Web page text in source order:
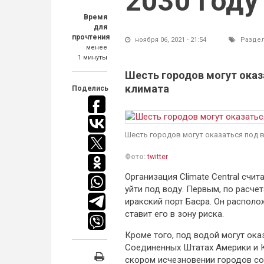
Время
для
прочтения
менее
1 минуты
Поделись
ноября 06, 2021 - 21:54
Шесть городов могут
климата
Шесть городов могут оказаться под
Фото:twitter
Организация Climate Central
уйти под воду. Первым, по
иракский порт Басра. Он
ставит его в зону риска.
Кроме того, под водой могут
Соединенных Штатах Америки и
скором исчезновении городов